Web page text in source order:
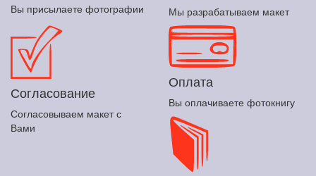
Вы присылаете фотографии Мы разрабатываем макет
Согласование
Согласовываем макет с
Вами
Оплата
Вы оплачиваете фотокнигу